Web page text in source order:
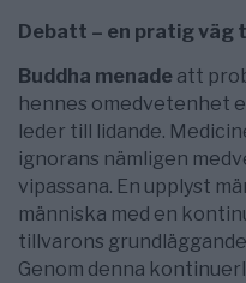
Debatt – en pratig väg
Buddha menade att
hennes omedvetenhet
leder till lidande.
ignorans nämligen
vipassana. En upplyst
människa med en
tillvarons
Genom denna